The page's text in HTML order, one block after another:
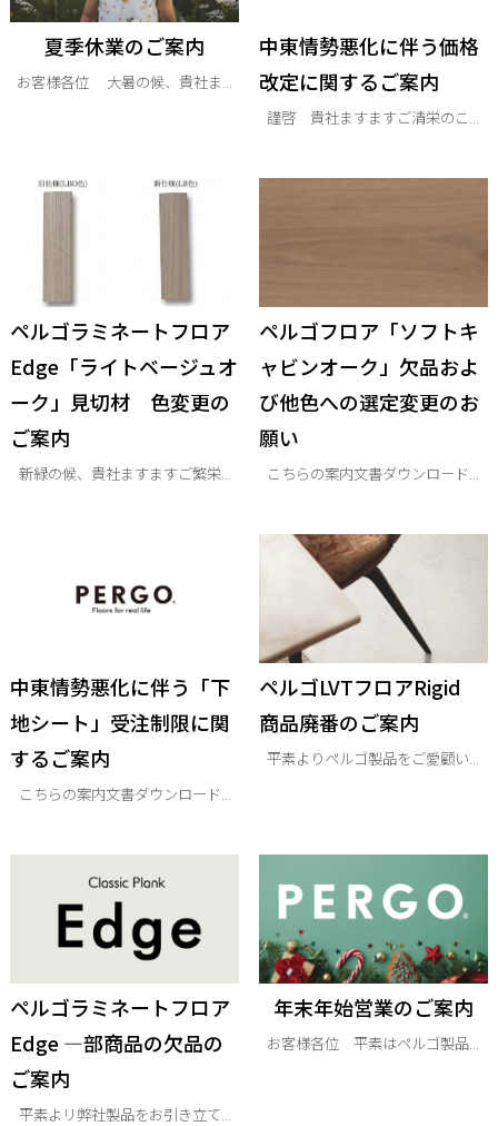
夏季休業のご案内
お客様各位 大暑の候、貴社ま...
中東情勢悪化に伴う価格
改定に関するご案内
謹啓 貴社ますますご清栄のこ...
ペルゴラミネートフロア
Edge「ライトベージュオ
ーク」見切材 色変更の
ご案内
新緑の候、貴社ますますご繁栄...
ペルゴフロア「ソフトキ
ャビンオーク」欠品およ
び他色への選定変更のお
願い
こちらの案内文書ダウンロード...
中東情勢悪化に伴う「下
地シート」受注制限に関
するご案内
こちらの案内文書ダウンロード...
ペルゴLVTフロアRigid
商品廃番のご案内
平素よりペルゴ製品をご愛顧い...
ペルゴラミネートフロア
Edge —部商品の欠品の
ご案内
平素よリ弊社製品をお引き立て...
年末年始営業のご案内
お客様各位 平素はペルゴ製品...